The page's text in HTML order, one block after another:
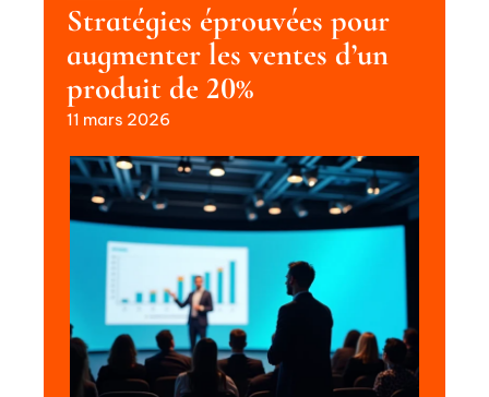
Stratégies éprouvées pour
augmenter les ventes d’un
produit de 20%
11 mars 2026